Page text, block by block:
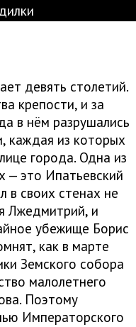
девять столетий.
крепости, и за
в нём разрушались
каждая из которых
города. Одна из
— это Ипатьевский
в своих стенах не
Лжедмитрий, и
убежище Борис
как в марте
Земского собора
малолетнего
Поэтому
Императорского